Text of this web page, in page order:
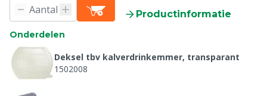
Productinformatie
Onderdelen
Deksel tbv kalverdrinkemmer, transparant
1502008